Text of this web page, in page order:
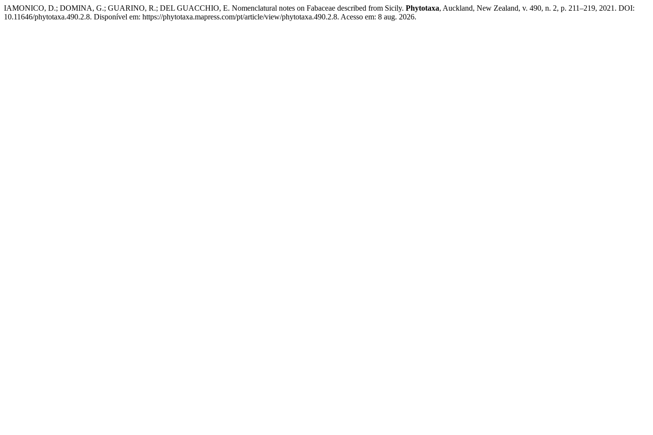
IAMONICO, D.; DOMINA, G.; GUARINO, R.; DEL GUACCHIO, E. Nomenclatural notes on Fabaceae described from Sicily. Phytotaxa, Auckland, New Zealand, v. 490, n. 2, p. 211–219, 2021. DOI:
10.11646/phytotaxa.490.2.8. Disponível em: https://phytotaxa.mapress.com/pt/article/view/phytotaxa.490.2.8. Acesso em: 8 aug. 2026.